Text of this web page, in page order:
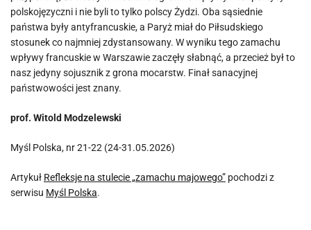
polskojęzyczni i nie byli to tylko polscy Żydzi. Oba sąsiednie
państwa były antyfrancuskie, a Paryż miał do Piłsudskiego
stosunek co najmniej zdystansowany. W wyniku tego zamachu
wpływy francuskie w Warszawie zaczęły słabnąć, a przecież był to
nasz jedyny sojusznik z grona mocarstw. Finał sanacyjnej
państwowości jest znany.
prof. Witold Modzelewski
Myśl Polska, nr 21-22 (24-31.05.2026)
Artykuł Refleksje na stulecie „zamachu majowego” pochodzi z
serwisu Myśl Polska.